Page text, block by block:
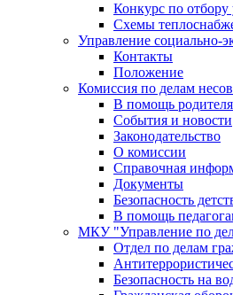
Конкурс по
Схемы
Управление социально-
Контакты
Положение
Комиссия по делам
В помощь
События и новости
Законодательство
О комиссии
Справочная
Документы
Безопасность
В помощь
МКУ "Управление по
Отдел по делам
Безопасность на